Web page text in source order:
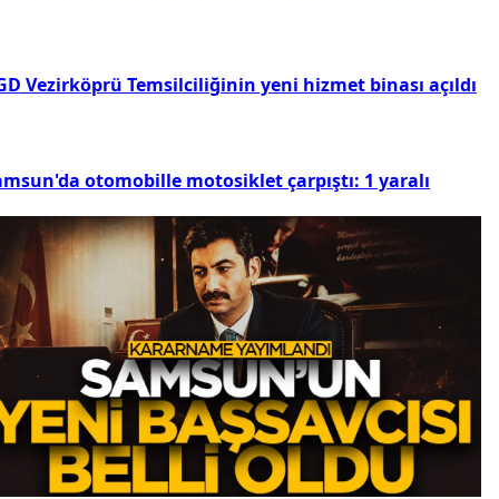
Vezirköprü Temsilciliğinin yeni hizmet binası açıldı
otomobille motosiklet çarpıştı: 1 yaralı